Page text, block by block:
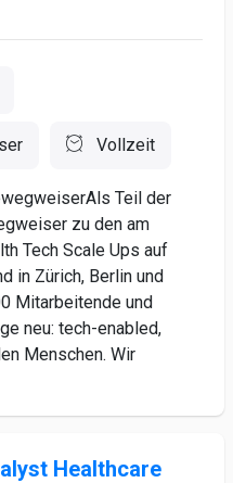
Vollzeit
Teil der
zu den am
Tech Scale Ups auf
in Zürich, Berlin und
Mitarbeitende und
neu: tech-enabled,
Menschen. Wir
Healthcare